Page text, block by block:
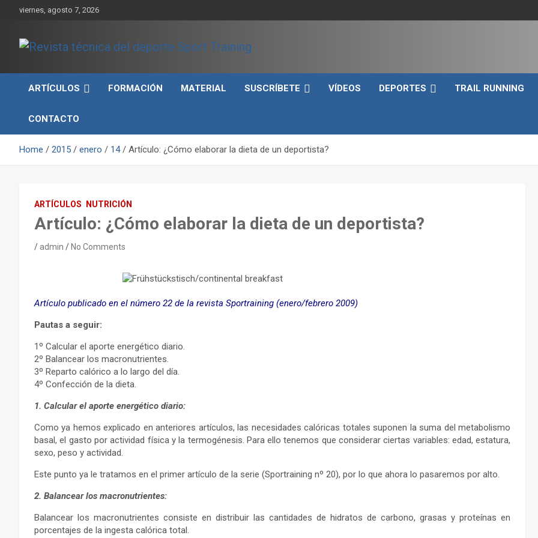
viernes, agosto 7, 2026
Revista técnica del
deporte Sport Training
rendimiento, nutrición y entrenamiento.
ARTÍCULOS
FORMACIÓN MATERIAL SUSCRÍBETE VÍDEOS DEPORTES TRAIL RUNNING
CONTACTO
Home 2015 enero 14 Artículo: ¿Cómo elaborar la dieta de un deportista?
ARTÍCULOS NUTRICIÓN
Artículo: ¿Cómo elaborar la dieta de un deportista?
admin No Comments
Artículo publicado en el número 22 de la revista Sportraining (enero/febrero 2009)
Pautas a seguir:
1º Calcular el aporte energético diario.
2º Balancear los macronutrientes.
3º Reparto calórico a lo largo del día.
4º Confección de la dieta.
1. Calcular el aporte energético diario:
Como ya hemos explicado en anteriores artículos, las necesidades calóricas totales suponen la suma del metabolismo
basal, el gasto por actividad física y la termogénesis. Para ello tenemos que considerar ciertas variables: edad, estatura,
sexo, peso y actividad.
Este punto ya le tratamos en el primer artículo de la serie (Sportraining nº 20), por lo que ahora lo pasaremos por alto.
2. Balancear los macronutrientes:
Balancear los macronutrientes consiste en distribuir las cantidades de hidratos de carbono, grasas y proteínas en
porcentajes de la ingesta calórica total.